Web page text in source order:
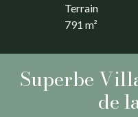
Terrain
791m²
Superbe
de